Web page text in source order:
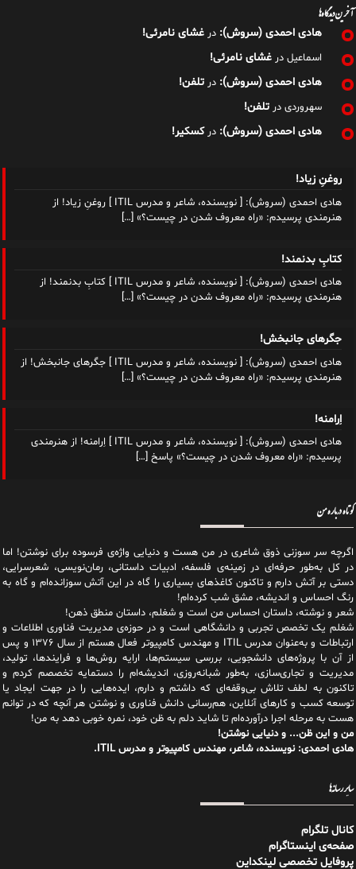
آخرین دیدگاه‌ها
هادی احمدی (سروش): در غشای نامرئی!
اسماعیل در غشای نامرئی!
هادی احمدی (سروش): در تلفن!
سهروردی در تلفن!
هادی احمدی (سروش): درکسکیر!
روغنِ زیاد!
هادی احمدی (سروش): [ نویسنده، شاعر و مدرس ITIL ] روغنِ زیاد! از
هنرمندی پرسیدم: «راه معروف شدن در چیست؟» […]
کتابِ بدنمند!
هادی احمدی (سروش): [ نویسنده، شاعر و مدرس ITIL ] کتابِ بدنمند! از
هنرمندی پرسیدم: «راه معروف شدن در چیست؟» […]
جگرهای جانبخش!
هادی احمدی (سروش): [ نویسنده، شاعر و مدرس ITIL ] جگرهای جانبخش! از
هنرمندی پرسیدم: «راه معروف شدن در چیست؟» […]
اِرامنه!
هادی احمدی (سروش): [ نویسنده، شاعر و مدرس ITIL ] اِرامنه! از هنرمندی
پرسیدم: «راه معروف شدن در چیست؟» پاسخ […]
کوتاه درباره من
اگرچه سر سوزنی ذوق شاعری در من هست و دنیایی واژه‌‌ی فرسوده برای نوشتن! اما
در کل به‌طور حرفه‌ای در زمینه‌ی فلسفه، ادبیات داستانی، رمان‌نویسی، شعرسرایی،
دستی بر آتش دارم و تاکنون کاغذهای بسیاری را گاه در این آتش سوزانده‌ام و گاه به
رنگ احساس و اندیشه، مشق شب کرده‌ام!
شعر و نوشته، داستان احساس من است و شغلم، داستان منطق ذهن!
شغلم یک تخصص تجربی و دانشگاهی است و در حوزه‌ی مدیریت فناوری اطلاعات و
ارتباطات و به‌عنوان مدرس ITIL و مهندس کامپیوتر فعال هستم از سال ۱۳۷۶ و پس
از آن با پروژه‌های دانشجویی، بررسی سیستم‌ها، ارایه روش‌ها و فرایندها، تولید،
مدیریت و تجاری‌سازی، به‌طور شبانه‌روزی، اندیشه‌ام را دستمایه تخصصم کردم و
تاکنون به لطف تلاش بی‌وقفه‌ای که داشتم و دارم، اید‌ه‌هایی را در جهت ایجاد یا
توسعه کسب و کارهای آنلاین، هم‌رسانی دانش فناوری و نوشتن هر آنچه که در توانم
هست به مرحله اجرا درآورده‌ام تا شاید دلم به ظن خود، نمره خوبی دهد به من!
من و این ظن... و دنیایی نوشتن!
هادی احمدی: نویسنده، شاعر، مهندس کامپیوتر و مدرس ITIL.
سایر رسانه‌ها
کانال تلگرام
صفحه‌ی اینستاگرام
پروفایل تخصصی لینکداین